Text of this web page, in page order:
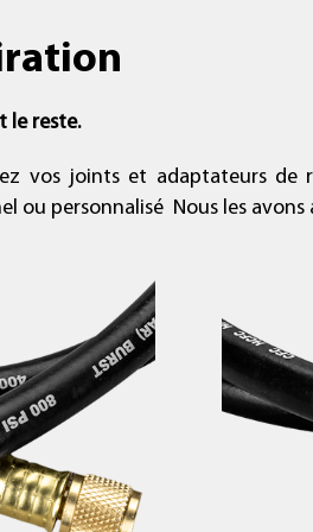
le reste.
vos joints et adaptateurs
ou personnalisé Nous les avons